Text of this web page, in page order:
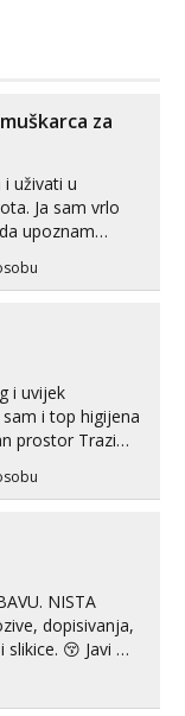
za
uživati u
Ja sam vrlo
upoznam
na link
i uvijek
i top higijena
prostor Trazim
Erotsko rublje
NISTA
😚 Javi mi
0045